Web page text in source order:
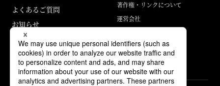
よくあるご質問
お知らせ
著作権・リンクについて
運営会社